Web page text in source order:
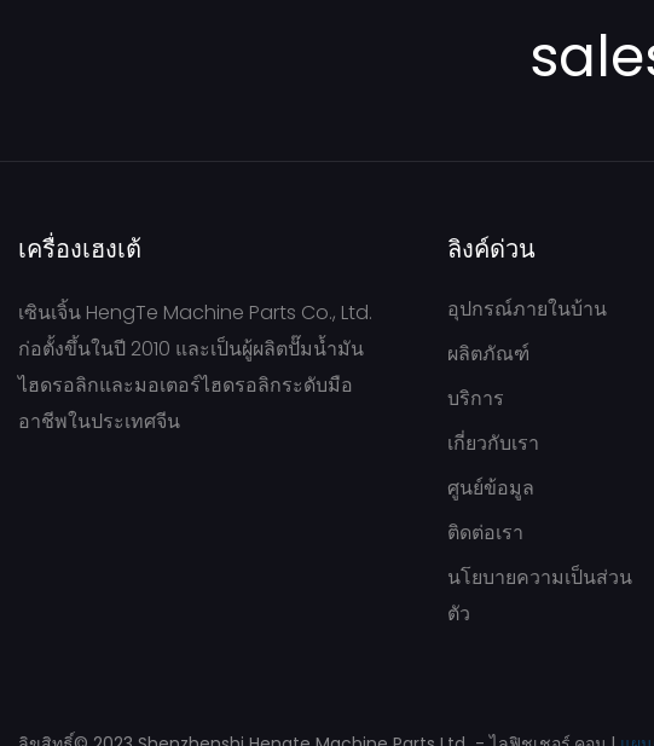
เครื่องเฮงเต้
เซินเจิ้น HengTe Machine Parts Co., Ltd.
ก่อตั้งขึ้นในปี 2010 และเป็นผู้ผลิตปั๊มน้ำมัน
ไฮดรอลิกและมอเตอร์ไฮดรอลิกระดับมือ
อาชีพในประเทศจีน
ลิงค์ด่วน
อุปกรณ์ภายในบ้าน
ผลิตภัณฑ์
บริการ
เกี่ยวกับเรา
ศูนย์ข้อมูล
ติดต่อเรา
นโยบายความเป็นส่วน
ตัว